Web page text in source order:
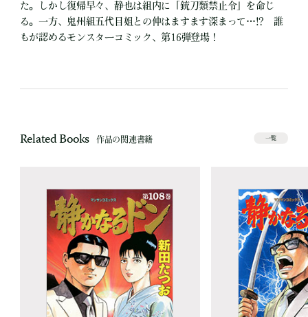
た。しかし復帰早々、静也は組内に「銃刀類禁止令」を命じ
る。一方、鬼州組五代目姐との仲はますます深まって…!? 誰
もが認めるモンスターコミック、第16弾登場！
Related Books 作品の関連書籍 一覧